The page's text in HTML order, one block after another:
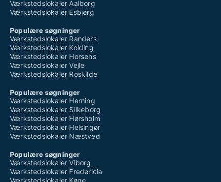
Værkstedslokaler Aalborg
Værkstedslokaler Esbjerg
Populære søgninger
Værkstedslokaler Randers
Værkstedslokaler Kolding
Værkstedslokaler Horsens
Værkstedslokaler Vejle
Værkstedslokaler Roskilde
Populære søgninger
Værkstedslokaler Herning
Værkstedslokaler Silkeborg
Værkstedslokaler Hørsholm
Værkstedslokaler Helsingør
Værkstedslokaler Næstved
Populære søgninger
Værkstedslokaler Viborg
Værkstedslokaler Fredericia
Værkstedslokaler Køge